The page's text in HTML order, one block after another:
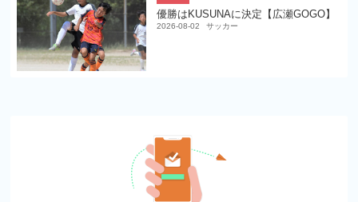
優勝はKUSUNAに決定【広瀬GOGO】
2026-08-02 サッカー